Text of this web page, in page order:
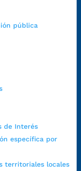
pública
de Interés
específica por
territoriales locales
en el horario de
al medio día.